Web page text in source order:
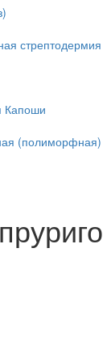
стрептодермия
Капоши
(полиморфная)